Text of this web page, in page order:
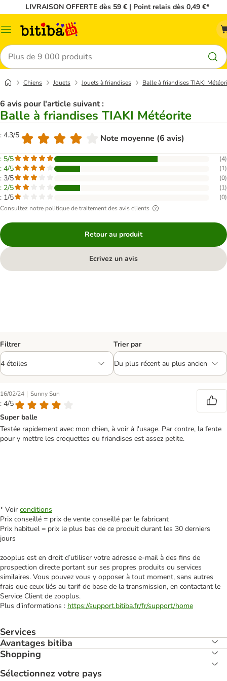
LIVRAISON OFFERTE dès 59 € | Point relais dès 0,49 €*
Menu
Rechercher
Chiens Jouets Jouets à friandises Balle à friandises TIAKI
6 avis pour l'article suivant :
Balle à friandises TIAKI Météorite
: 4.3/5 Note moyenne (6 avis)
: 5/5 (4)
: 4/5 (1)
: 3/5 (0)
: 2/5 (1)
: 1/5 (0)
Consultez notre politique de traitement des avis clients
Retour au produit
Ecrivez un avis
Filtrer Trier par
16/02/24 | Sunny Sun
: 4/5
Super balle
Testée rapidement avec mon chien, à voir à l'usage. Par contre, la fente
pour y mettre les croquettes ou friandises est assez petite.
* Voir conditions
Prix conseillé = prix de vente conseillé par le fabricant
Prix habituel = prix le plus bas de ce produit durant les 30 derniers
jours
zooplus est en droit d’utiliser votre adresse e‑mail à des fins de
prospection directe portant sur ses propres produits ou services
similaires. Vous pouvez vous y opposer à tout moment, sans autres
frais que ceux liés au tarif de base de la transmission, en contactant le
Service Client de zooplus.
Plus d’informations : https://support.bitiba.fr/fr/support/home
Services
Avantages bitiba
Shopping
Sélectionnez votre pays